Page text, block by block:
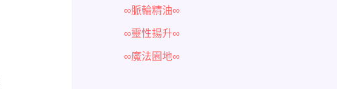
∞脈輪精油∞
∞靈性揚升∞
∞魔法園地∞